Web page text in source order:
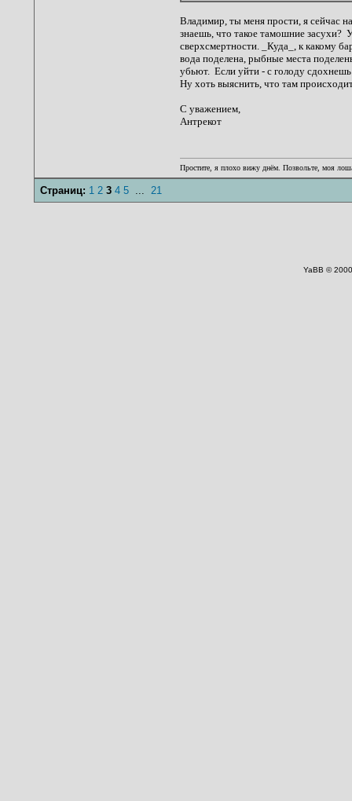
Владимир, ты меня прости, я сейчас
знаешь, что такое тамошние засухи?
сверхсмертности. _Куда_, к какому
вода поделена, рыбные места
убьют. Если уйти - с голоду
Ну хоть выяснить, что там
С уважением,
Антрекот
Простите, я плохо вижу днём. Позвольте, моя
Страниц: 1 2 3 4 5... 21
YaBB ©